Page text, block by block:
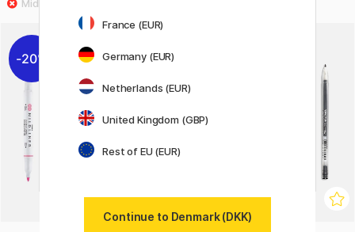
20%
France (EUR)
Germany (EUR)
Netherlands (EUR)
United Kingdom (GBP)
Rest of EU (EUR)
Continue to Denmark (DKK)